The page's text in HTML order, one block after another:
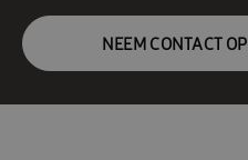
NEEM CONTACT OP